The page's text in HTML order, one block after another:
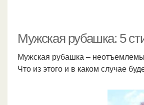
Мужская рубашка: 5
Мужская рубашка –
Что из этого и в каком случае